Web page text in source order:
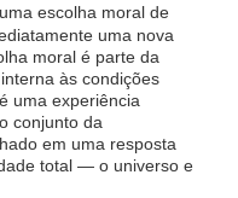
escolha moral de
uma nova
moral é parte da
às condições
uma experiência
conjunto da
em uma resposta
total — o universo e